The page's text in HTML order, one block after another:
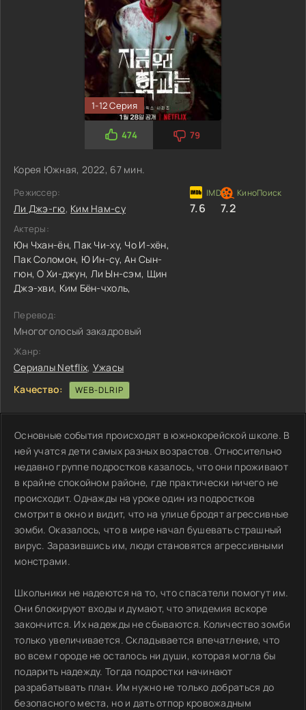
1-12 Серия
474 79
Корея Южная, 2022, 67 мин.
Режиссер:
Ли Джэ-гю, Ким Нам-су
Актеры:
Юн Чхан-ён, Пак Чи-ху, Чо И-хён,
Пак Соломон, Ю Ин-су,Ан Сын-
гюн,О Хи-джун, Ли Ын-сэм, Щин
Джэ-хви, Ким Бён-чхоль,
7.6 7.2
Перевод:
Многоголосый закадровый
Жанр:
Сериалы Netflix, Ужасы
Качество:
WEB-DLRIP
Основные события происходят в южнокорейской школе. В
ней учатся дети самых разных возрастов. Относительно
недавно группе подростков казалось, что они проживают
в крайне спокойном районе, где практически ничего не
происходит. Однажды на уроке один из подростков
смотрит в окно и видит, что на улице бродят агрессивные
зомби. Оказалось, что в мире начал бушевать страшный
вирус. Заразившись им, люди становятся агрессивными
монстрами.
Школьники не надеются на то, что спасатели помогут им.
Они блокируют входы и думают, что эпидемия вскоре
закончится. Их надежды не сбываются. Количество зомби
только увеличивается. Складывается впечатление, что
во всем городе не осталось ни души, которая могла бы
подарить надежду. Тогда подростки начинают
разрабатывать план. Им нужно не только добраться до
безопасного места, но и дать отпор кровожадным